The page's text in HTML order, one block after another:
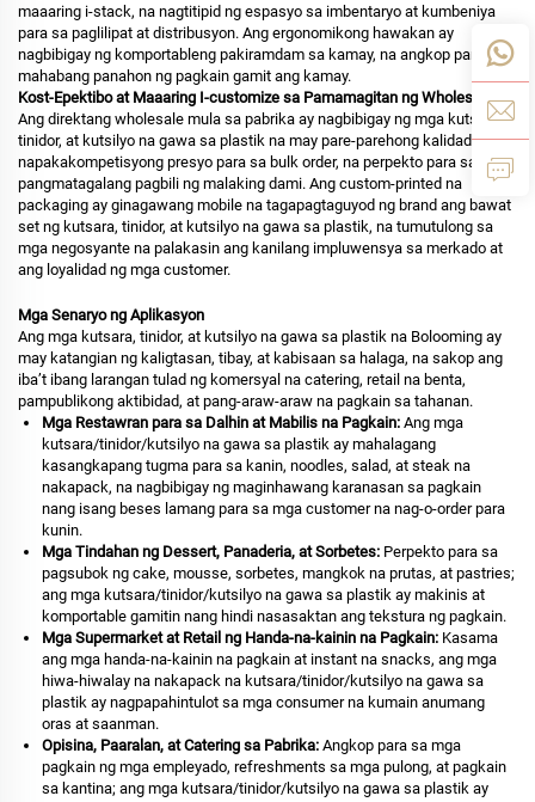
maaaring i-stack, na nagtitipid ng espasyo sa imbentaryo at kumbeniya
para sa paglilipat at distribusyon. Ang ergonomikong hawakan ay
nagbibigay ng komportableng pakiramdam sa kamay, na angkop para sa
mahabang panahon ng pagkain gamit ang kamay.
Kost-Epektibo at Maaaring I-customize sa Pamamagitan ng Wholesale
Ang direktang wholesale mula sa pabrika ay nagbibigay ng mga kutsara,
tinidor, at kutsilyo na gawa sa plastik na may pare-parehong kalidad at
napakakompetisyong presyo para sa bulk order, na perpekto para sa
pangmatagalang pagbili ng malaking dami. Ang custom-printed na
packaging ay ginagawang mobile na tagapagtaguyod ng brand ang bawat
set ng kutsara, tinidor, at kutsilyo na gawa sa plastik, na tumutulong sa
mga negosyante na palakasin ang kanilang impluwensya sa merkado at
ang loyalidad ng mga customer.
Mga Senaryo ng Aplikasyon
Ang mga kutsara, tinidor, at kutsilyo na gawa sa plastik na Bolooming ay
may katangian ng kaligtasan, tibay, at kabisaan sa halaga, na sakop ang
iba’t ibang larangan tulad ng komersyal na catering, retail na benta,
pampublikong aktibidad, at pang-araw-araw na pagkain sa tahanan.
Mga Restawran para sa Dalhin at Mabilis na Pagkain: Ang mga
kutsara/tinidor/kutsilyo na gawa sa plastik ay mahalagang
kasangkapang tugma para sa kanin, noodles, salad, at steak na
nakapack, na nagbibigay ng maginhawang karanasan sa pagkain
nang isang beses lamang para sa mga customer na nag-o-order para
kunin.
Mga Tindahan ng Dessert, Panaderia, at Sorbetes: Perpekto para sa
pagsubok ng cake, mousse, sorbetes, mangkok na prutas, at pastries;
ang mga kutsara/tinidor/kutsilyo na gawa sa plastik ay makinis at
komportable gamitin nang hindi nasasaktan ang tekstura ng pagkain.
Mga Supermarket at Retail ng Handa-na-kainin na Pagkain: Kasama
ang mga handa-na-kainin na pagkain at instant na snacks, ang mga
hiwa-hiwalay na nakapack na kutsara/tinidor/kutsilyo na gawa sa
plastik ay nagpapahintulot sa mga consumer na kumain anumang
oras at saanman.
Opisina, Paaralan, at Catering sa Pabrika: Angkop para sa mga
pagkain ng mga empleyado, refreshments sa mga pulong, at pagkain
sa kantina; ang mga kutsara/tinidor/kutsilyo na gawa sa plastik ay